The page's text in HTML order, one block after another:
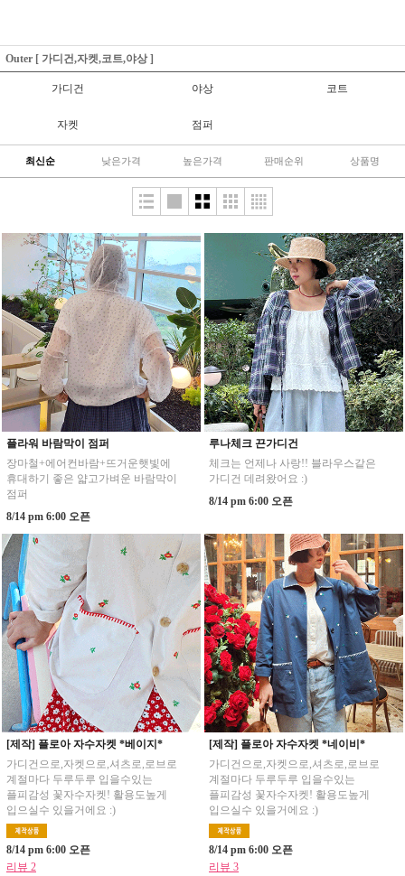
Outer [ 가디건,자켓,코트,야상 ]
가디건 야상 코트
자켓 점퍼
최신순 낮은가격 높은가격 판매순위 상품명
플라워 바람막이 점퍼
장마철+에어컨바람+뜨거운햇빛에
휴대하기 좋은 얇고가벼운 바람막이
점퍼
8/14 pm 6:00 오픈
루나체크 끈가디건
체크는 언제나 사랑!! 블라우스같은
가디건 데려왔어요 :)
8/14 pm 6:00 오픈
[제작] 플로아 자수자켓 *베이지*
가디건으로,자켓으로,셔츠로,로브로
계절마다 두루두루 입을수있는
플피감성 꽃자수자켓! 활용도높게
입으실수 있을거에요 :)
8/14 pm 6:00 오픈
리뷰 2
[제작] 플로아 자수자켓 *네이비*
가디건으로,자켓으로,셔츠로,로브로
계절마다 두루두루 입을수있는
플피감성 꽃자수자켓! 활용도높게
입으실수 있을거에요 :)
8/14 pm 6:00 오픈
리뷰 3